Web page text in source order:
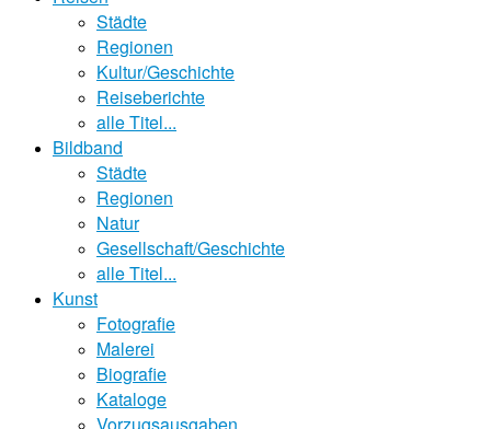
Städte
Regionen
Kultur/Geschichte
Reiseberichte
alle Titel...
Bildband
Städte
Regionen
Natur
Gesellschaft/Geschichte
alle Titel...
Kunst
Fotografie
Malerei
Biografie
Kataloge